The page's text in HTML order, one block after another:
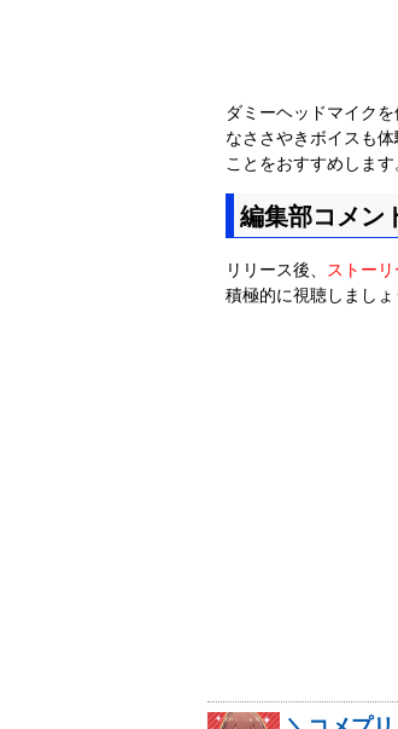
ダミーヘッドマイクを
なささやきボイスも
ことをおすすめします
編集部コメン
リリース後、 ストー
積極的に視聴しまし